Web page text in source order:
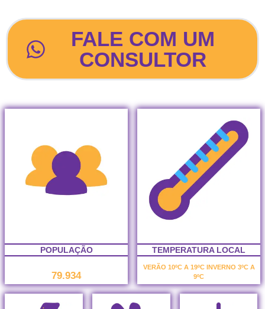
FALE COM UM
CONSULTOR
POPULAÇÃO
79.934
TEMPERATURA LOCAL
VERÃO 10ºC A 19ºC INVERNO 3ºC A
9ºC